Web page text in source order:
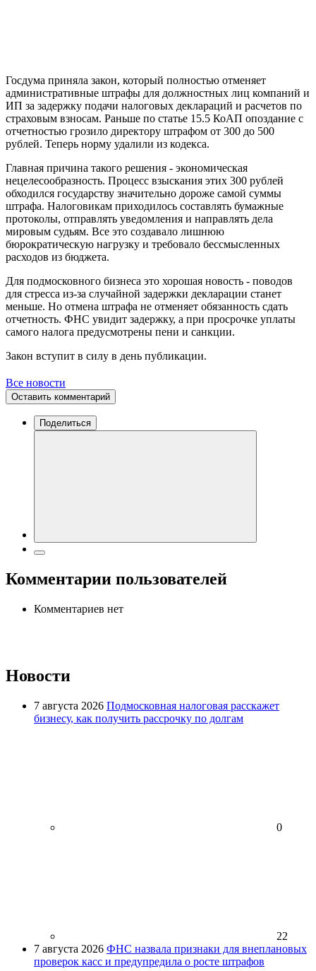
Госдума приняла закон, который полностью отменяет
административные штрафы для должностных лиц компаний и
ИП за задержку подачи налоговых деклараций и расчетов по
страховым взносам. Раньше по статье 15.5 КоАП опоздание с
отчетностью грозило директору штрафом от 300 до 500
рублей. Теперь норму удалили из кодекса.
Главная причина такого решения - экономическая
нецелесообразность. Процесс взыскания этих 300 рублей
обходился государству значительно дороже самой суммы
штрафа. Налоговикам приходилось составлять бумажные
протоколы, отправлять уведомления и направлять дела
мировым судьям. Все это создавало лишнюю
бюрократическую нагрузку и требовало бессмысленных
расходов из бюджета.
Для подмосковного бизнеса это хорошая новость - поводов
для стресса из-за случайной задержки декларации станет
меньше. Но отмена штрафа не отменяет обязанность сдать
отчетность. ФНС увидит задержку, а при просрочке уплаты
самого налога предусмотрены пени и санкции.
Закон вступит в силу в день публикации.
Все новости
Оставить комментарий
Поделиться
Комментарии пользователей
Комментариев нет
Новости
7 августа 2026 Подмосковная налоговая расскажет
бизнесу, как получить рассрочку по долгам
0
22
7 августа 2026 ФНС назвала признаки для внеплановых
проверок касс и предупредила о росте штрафов